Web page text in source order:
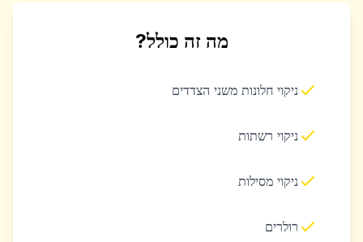
מה זה כולל?
ניקוי חלונות משני הצדדים
ניקוי רשתות
ניקוי מסילות
רולרים